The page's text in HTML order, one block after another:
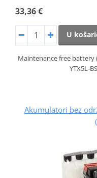
33,36 €
U
Maintenance free battery
YTX5L-
Akumulatori bez